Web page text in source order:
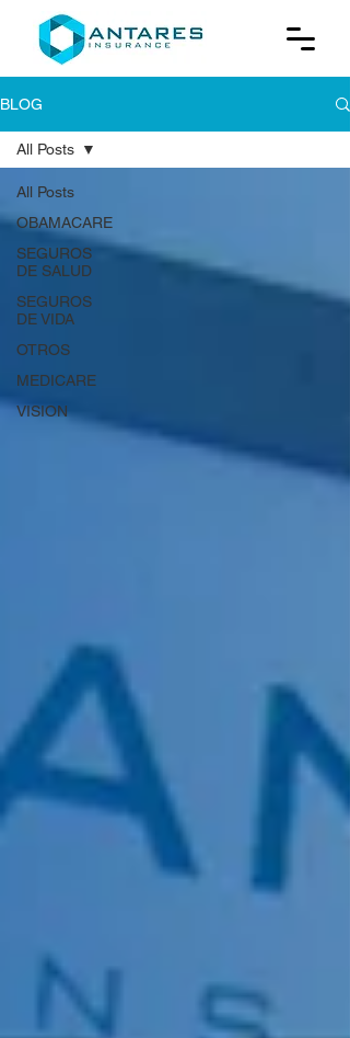
BLOG
All Posts
OBAMACARE
SEGUROS
DE SALUD
SEGUROS
DE VIDA
OTROS
MEDICARE
VISION
All Posts